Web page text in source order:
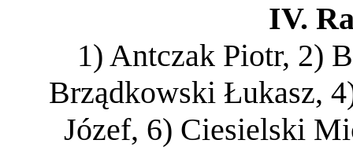
IV.
1) Antczak Piotr, 2)
Brządkowski Łukasz,
Józef, 6) Ciesielski